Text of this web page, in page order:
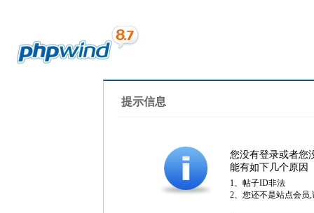
提示信息
您没有登录或者您
能有如下几个原因
1、帖子ID非法
2、您还不是站点会员